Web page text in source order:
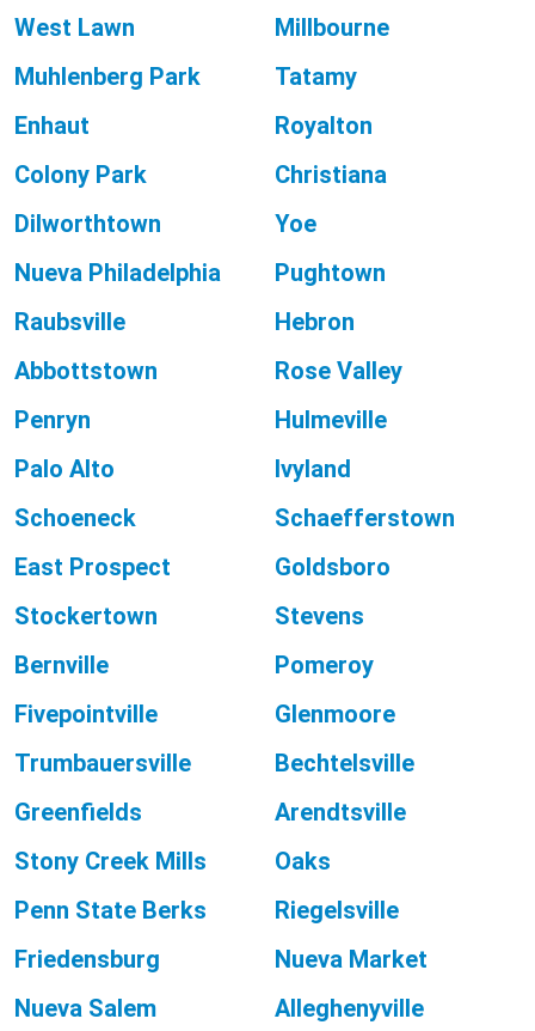
West Lawn
Millbourne
Muhlenberg Park
Tatamy
Enhaut
Royalton
Colony Park
Christiana
Dilworthtown
Yoe
Nueva Philadelphia
Pughtown
Raubsville
Hebron
Abbottstown
Rose Valley
Penryn
Hulmeville
Palo Alto
Ivyland
Schoeneck
Schaefferstown
East Prospect
Goldsboro
Stockertown
Stevens
Bernville
Pomeroy
Fivepointville
Glenmoore
Trumbauersville
Bechtelsville
Greenfields
Arendtsville
Stony Creek Mills
Oaks
Penn State Berks
Riegelsville
Friedensburg
Nueva Market
Nueva Salem
Alleghenyville